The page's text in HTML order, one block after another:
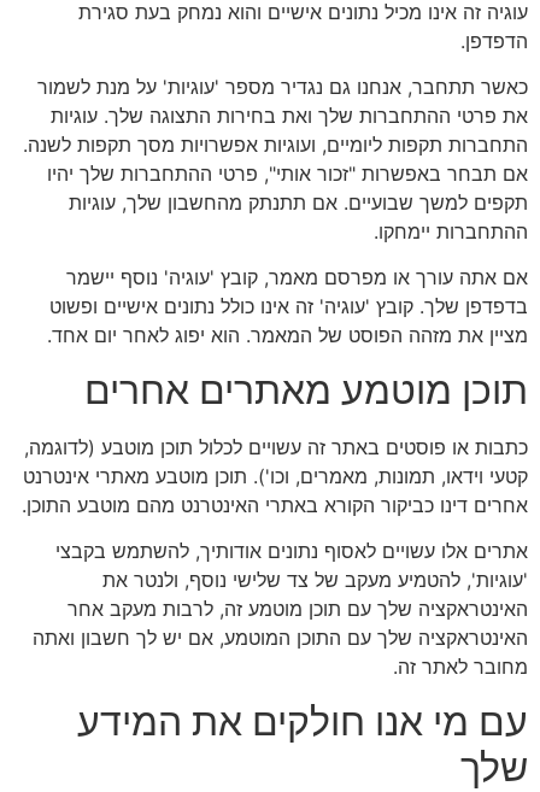
עוגיה זה אינו מכיל נתונים אישיים והוא נמחק בעת סגירת
הדפדפן.
כאשר תתחבר, אנחנו גם נגדיר מספר 'עוגיות' על מנת לשמור
את פרטי ההתחברות שלך ואת בחירות התצוגה שלך. עוגיות
התחברות תקפות ליומיים, ועוגיות אפשרויות מסך תקפות לשנה.
אם תבחר באפשרות "זכור אותי", פרטי ההתחברות שלך יהיו
תקפים למשך שבועיים. אם תתנתק מהחשבון שלך, עוגיות
ההתחברות יימחקו.
אם אתה עורך או מפרסם מאמר, קובץ 'עוגיה' נוסף יישמר
בדפדפן שלך. קובץ 'עוגיה' זה אינו כולל נתונים אישיים ופשוט
מציין את מזהה הפוסט של המאמר. הוא יפוג לאחר יום אחד.
תוכן מוטמע מאתרים אחרים
כתבות או פוסטים באתר זה עשויים לכלול תוכן מוטבע (לדוגמה,
קטעי וידאו, תמונות, מאמרים, וכו'). תוכן מוטבע מאתרי אינטרנט
אחרים דינו כביקור הקורא באתרי האינטרנט מהם מוטבע התוכן.
אתרים אלו עשויים לאסוף נתונים אודותיך, להשתמש בקבצי
'עוגיות', להטמיע מעקב של צד שלישי נוסף, ולנטר את
האינטראקציה שלך עם תוכן מוטמע זה, לרבות מעקב אחר
האינטראקציה שלך עם התוכן המוטמע, אם יש לך חשבון ואתה
מחובר לאתר זה.
עם מי אנו חולקים את המידע
שלך